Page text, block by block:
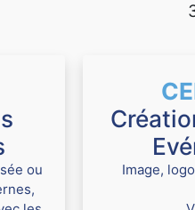
ou
Image,